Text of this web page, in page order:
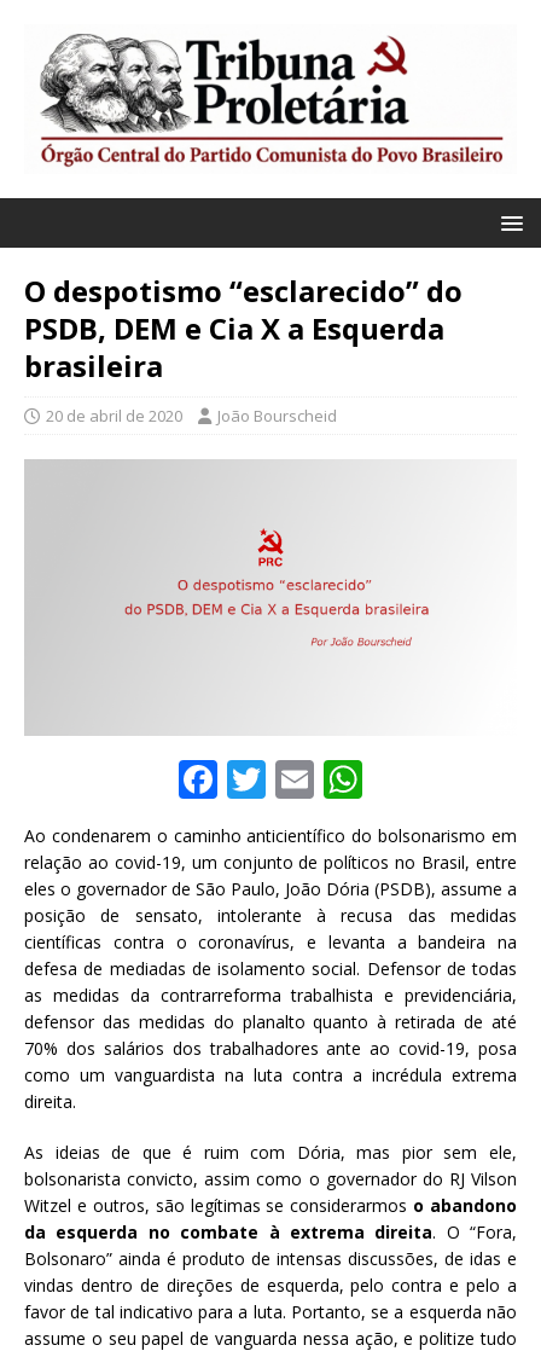
O despotismo “esclarecido” do
PSDB, DEM e Cia X a Esquerda
brasileira
20 de abril de 2020 João Bourscheid
F
c
e
b
o
o
k
T
w
it
te
r
E
m
ai
l
h
at
s
A
p
p
Ao condenarem o caminho anticientífico do bolsonarismo em
relação ao covid-19, um conjunto de políticos no Brasil, entre
eles o governador de São Paulo, João Dória (PSDB), assume a
posição de sensato, intolerante à recusa das medidas
científicas contra o coronavírus, e levanta a bandeira na
defesa de mediadas de isolamento social. Defensor de todas
as medidas da contrarreforma trabalhista e previdenciária,
defensor das medidas do planalto quanto à retirada de até
70% dos salários dos trabalhadores ante ao covid-19, posa
como um vanguardista na luta contra a incrédula extrema
direita.
As ideias de que é ruim com Dória, mas pior sem ele,
bolsonarista convicto, assim como o governador do RJ Vilson
Witzel e outros, são legítimas se considerarmos o abandono
da esquerda no combate à extrema direita. O “Fora,
Bolsonaro” ainda é produto de intensas discussões, de idas e
vindas dentro de direções de esquerda, pelo contra e pelo a
favor de tal indicativo para a luta. Portanto, se a esquerda não
assume o seu papel de vanguarda nessa ação, e politize tudo